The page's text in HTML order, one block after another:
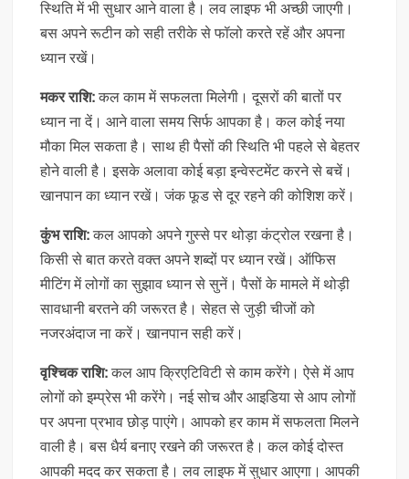
स्थिति में भी सुधार आने वाला है। लव लाइफ भी अच्छी जाएगी।
बस अपने रूटीन को सही तरीके से फॉलो करते रहें और अपना
ध्यान रखें।
मकर राशि:कल काम में सफलता मिलेगी। दूसरों की बातों पर
ध्यान ना दें। आने वाला समय सिर्फ आपका है। कल कोई नया
मौका मिल सकता है। साथ ही पैसों की स्थिति भी पहले से बेहतर
होने वाली है। इसके अलावा कोई बड़ा इन्वेस्टमेंट करने से बचें।
खानपान का ध्यान रखें। जंक फूड से दूर रहने की कोशिश करें।
कुंभ राशि:कल आपको अपने गुस्से पर थोड़ा कंट्रोल रखना है।
किसी से बात करते वक्त अपने शब्दों पर ध्यान रखें। ऑफिस
मीटिंग में लोगों का सुझाव ध्यान से सुनें। पैसों के मामले में थोड़ी
सावधानी बरतने की जरूरत है। सेहत से जुड़ी चीजों को
नजरअंदाज ना करें। खानपान सही करें।
वृश्चिक राशि:कल आप क्रिएटिविटी से काम करेंगे। ऐसे में आप
लोगों को इम्प्रेस भी करेंगे। नई सोच और आइडिया से आप लोगों
पर अपना प्रभाव छोड़ पाएंगे। आपको हर काम में सफलता मिलने
वाली है। बस धैर्य बनाए रखने की जरूरत है। कल कोई दोस्त
आपकी मदद कर सकता है। लव लाइफ में सुधार आएगा। आपकी